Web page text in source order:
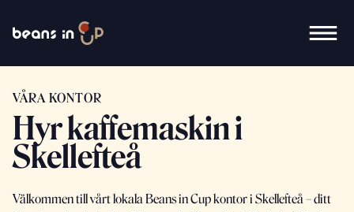
VÅRA KONTOR
Hyr kaffemaskin i
Skellefteå
Välkommen till vårt lokala Beans in Cup kontor i Skellefteå – ditt